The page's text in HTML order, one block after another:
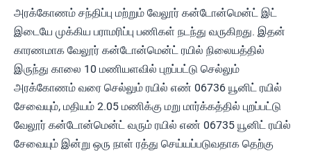
அரக்கோணம் சந்திப்பு மற்றும் வேலூர் கன்டோன்மென்ட் இட்
இடையே முக்கிய பராமரிப்பு பணிகள் நடந்து வருகிறது. இதன்
காரணமாக வேலூர் கன்டோன்மென்ட் ரயில் நிலையத்தில்
இருந்து காலை 10 மணியளவில் புறப்பட்டு செல்லும்
அரக்கோணம் வரை செல்லும் ரயில் எண் 06736 யூனிட் ரயில்
சேவையும், மதியம் 2.05 மணிக்கு மறு மார்க்கத்தில் புறப்பட்டு
வேலூர் கன்டோன்மென்ட் வரும் ரயில் எண் 06735 யூனிட் ரயில்
சேவையும் இன்று ஒரு நாள் ரத்து செய்யப்படுவதாக தெற்கு